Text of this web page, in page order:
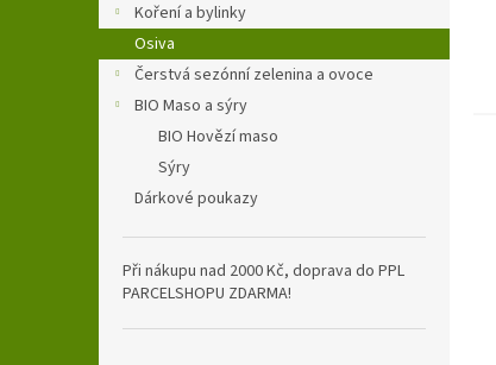
Koření a bylinky
Osiva
Čerstvá sezónní zelenina a ovoce
BIO Maso a sýry
BIO Hovězí maso
Sýry
Dárkové poukazy
Při nákupu nad 2000 Kč, doprava do PPL
PARCELSHOPU ZDARMA!